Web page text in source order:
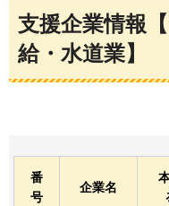
支援企業情報
給・水道業】
番
号
企業名